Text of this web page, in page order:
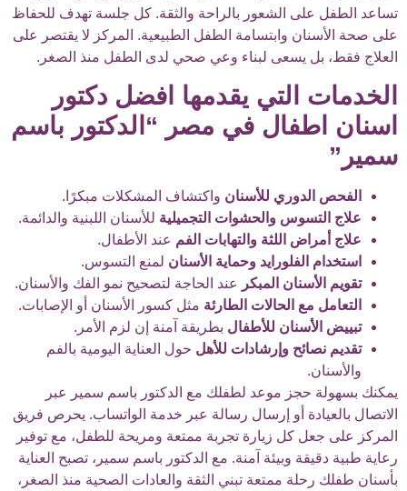
تساعد الطفل على الشعور بالراحة والثقة. كل جلسة تهدف للحفاظ
على صحة الأسنان وابتسامة الطفل الطبيعية. المركز لا يقتصر على
العلاج فقط، بل يسعى لبناء وعي صحي لدى الطفل منذ الصغر.
الخدمات التي يقدمها افضل دكتور
اسنان اطفال في مصر “الدكتور باسم
سمير”
الفحص الدوري للأسنان واكتشاف المشكلات مبكرًا.
علاج التسوس والحشوات التجميلية للأسنان اللبنية والدائمة.
علاج أمراض اللثة والتهابات الفم عند الأطفال.
استخدام الفلورايد وحماية الأسنان لمنع التسوس.
تقويم الأسنان المبكر
عند الحاجة لتصحيح نمو الفك والأسنان.
التعامل مع الحالات الطارئة مثل كسور الأسنان أو الإصابات.
تبييض الأسنان للأطفال بطريقة آمنة إن لزم الأمر.
تقديم نصائح وإرشادات للأهل حول العناية اليومية بالفم
والأسنان.
يمكنك بسهولة حجز موعد لطفلك مع الدكتور باسم سمير عبر
الاتصال بالعيادة أو إرسال رسالة عبر خدمة الواتساب. يحرص فريق
المركز على جعل كل زيارة تجربة ممتعة ومريحة للطفل، مع توفير
رعاية طبية دقيقة وبيئة آمنة. مع الدكتور باسم سمير، تصبح العناية
بأسنان طفلك رحلة ممتعة تبني الثقة والعادات الصحية منذ الصغر،